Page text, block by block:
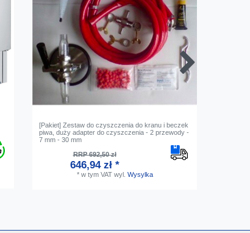
[Pakiet] Zestaw do czyszczenia do kranu i beczek
piwa, duży adapter do czyszczenia - 2 przewody -
7 mm - 30 mm
RRP 692,50 zł
646,94 zł *
* w tym VATwyl. Wysylka